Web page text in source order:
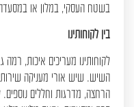
בשטח העסקי, במלון או
בין לקוחותינו
לקוחותינו מעריכים איכות,
השיש. שיש אורי מעניקה
הרחצה, מדרגות וחללים